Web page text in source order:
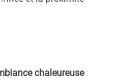
chaleureuse